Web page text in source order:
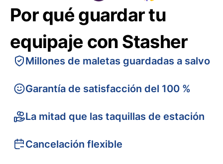
Por qué guardar tu
equipaje con Stasher
Millones de maletas guardadas a salvo
Garantía de satisfacción del 100 %
La mitad que las taquillas de estación
Cancelación flexible